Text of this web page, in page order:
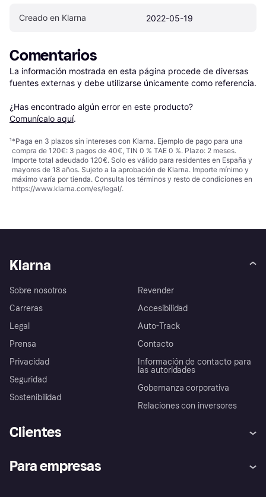
Creado en Klarna 2022-05-19
Comentarios
La información mostrada en esta página procede de diversas
fuentes externas y debe utilizarse únicamente como referencia.
¿Has encontrado algún error en este producto?
Comunícalo aquí.
¹*Paga en 3 plazos sin intereses con Klarna. Ejemplo de pago para una
compra de 120€: 3 pagos de 40€, TIN 0 % TAE 0 %. Plazo: 2 meses.
Importe total adeudado 120€. Solo es válido para residentes en España y
mayores de 18 años. Sujeto a la aprobación de Klarna. Importe mínimo y
máximo varía por tienda. Consulta los términos y resto de condiciones en
https://www.klarna.com/es/legal/.
Klarna
Sobre nosotros
Carreras
Legal
Prensa
Privacidad
Seguridad
Sostenibilidad
Revender
Accesibilidad
Auto-Track
Contacto
Información de contacto para
las autoridades
Gobernanza corporativa
Relaciones con inversores
Clientes
Inicio de sesión
Para empresas